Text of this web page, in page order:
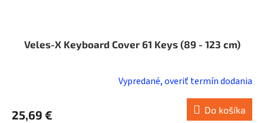
Veles-X Keyboard Cover 61 Keys (89 - 123 cm)
Vypredané, overiť termín dodania
25,69 € Do košíka